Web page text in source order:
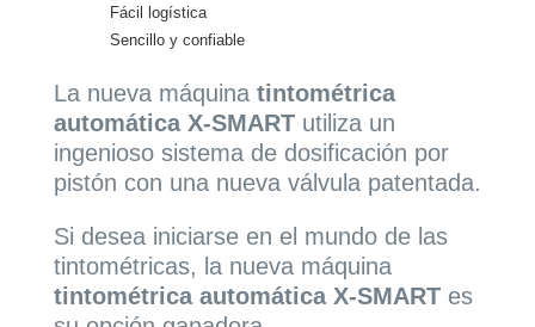
Fácil logística
Sencillo y confiable
La nueva máquina tintométrica
automática X-SMARTutiliza un
ingenioso sistema de dosificación por
pistón con una nueva válvula patentada.
Si desea iniciarse en el mundo de las
tintométricas, la nueva máquina
tintométrica automática X-SMARTes